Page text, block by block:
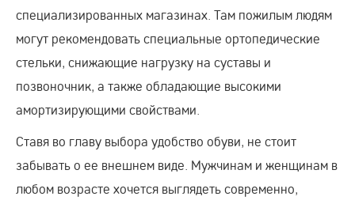
специализированных магазинах. Там пожилым людям
могут рекомендовать специальные ортопедические
стельки, снижающие нагрузку на суставы и
позвоночник, а также обладающие высокими
амортизирующими свойствами.
Ставя во главу выбора удобство обуви, не стоит
забывать о ее внешнем виде. Мужчинам и женщинам в
любом возрасте хочется выглядеть современно,